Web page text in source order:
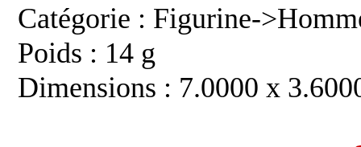
Catégorie : Figurine-
Poids : 14 g
Dimensions : 7.0000 x